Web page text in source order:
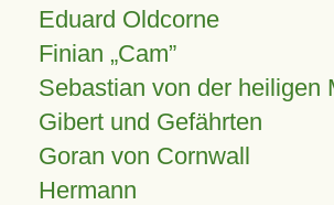
Eduard Oldcorne
Finian Cam
Sebastian von der heiligen
Gibert und Gefährten
Goran von Cornwall
Hermann